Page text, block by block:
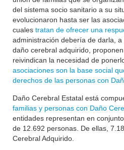
del sistema socio sanitario a su
evolucionaron hasta ser las
cuales tratan de ofrecer una
administración debería de darla,
daño cerebral adquirido,
reivindican la necesidad de
asociaciones son la base social
derechos de las personas con
Daño Cerebral Estatal está
familias y personas con Daño
entidades representan en
de 12.692 personas. De ellas,
Cerebral Adquirido.